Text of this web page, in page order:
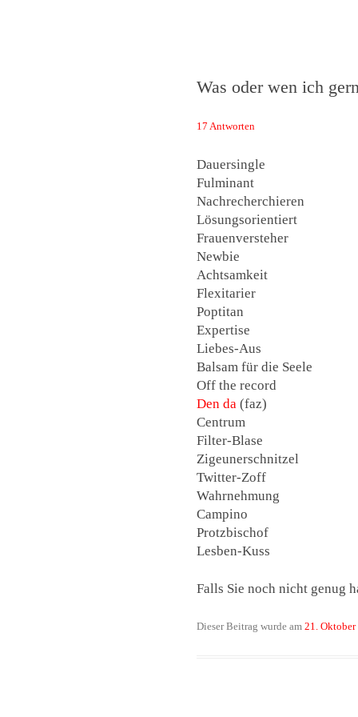
Das Neuste von
Was oder wen ich
17 Antworten
Dauersingle
Fulminant
Nachrecherchieren
Lösungsorientiert
Frauenversteher
Newbie
Achtsamkeit
Flexitarier
Poptitan
Expertise
Liebes-Aus
Balsam für die Seele
Off the record
Den da(faz)
Centrum
Filter-Blase
Zigeunerschnitzel
Twitter-Zoff
Wahrnehmung
Campino
Protzbischof
Lesben-Kuss
Falls Sie noch nicht genug
Dieser Beitrag wurde am 21. Oktober